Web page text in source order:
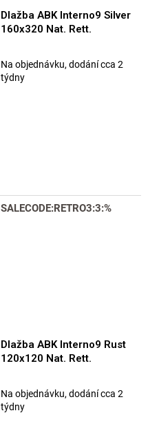
Dlažba ABK Interno9 Silver
160x320 Nat. Rett.
Na objednávku, dodání cca 2
týdny
SALECODE:RETRO3:3:%
Dlažba ABK Interno9 Rust
120x120 Nat. Rett.
Na objednávku, dodání cca 2
týdny